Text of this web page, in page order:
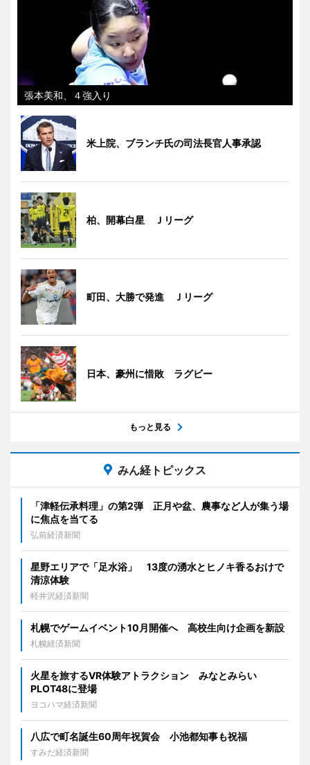
張本美和、４強入り
米上院、ブランチ氏の司法長官人事承認
柏、開幕白星 Ｊリーグ
町田、大勝で発進 Ｊリーグ
日本、豪州に惜敗 ラグビー
もっと見る
みん経トピックス
「津軽伝承料理」の第2弾 正月や盆、農事など人が集う場
に焦点を当てる
弘前経済新聞
星野エリアで「足水浴」 13度の湧水とヒノキ香るおけで
清涼体験
軽井沢経済新聞
札幌でゲームイベント10月開催へ 高校生向け企画を新設
札幌経済新聞
火星を旅するVR体験アトラクション みなとみらい
PLOT48に登場
ヨコハマ経済新聞
八広で町名誕生60周年祝賀会 小池都知事も祝福
すみだ経済新聞